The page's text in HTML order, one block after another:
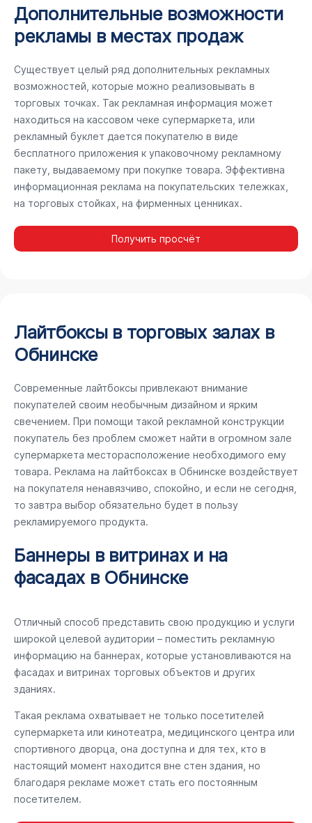
Дополнительные возможности
рекламы в местах продаж
Существует целый ряд дополнительных рекламных
возможностей, которые можно реализовывать в
торговых точках. Так рекламная информация может
находиться на кассовом чеке супермаркета, или
рекламный буклет дается покупателю в виде
бесплатного приложения к упаковочному рекламному
пакету, выдаваемому при покупке товара. Эффективна
информационная реклама на покупательских тележках,
на торговых стойках, на фирменных ценниках.
Получить просчёт
Лайтбоксы в торговых залах в
Обнинске
Современные лайтбоксы привлекают внимание
покупателей своим необычным дизайном и ярким
свечением. При помощи такой рекламной конструкции
покупатель без проблем сможет найти в огромном зале
супермаркета месторасположение необходимого ему
товара. Реклама на лайтбоксах в Обнинске воздействует
на покупателя ненавязчиво, спокойно, и если не сегодня,
то завтра выбор обязательно будет в пользу
рекламируемого продукта.
Баннеры в витринах и на
фасадах в Обнинске
Отличный способ представить свою продукцию и услуги
широкой целевой аудитории – поместить рекламную
информацию на баннерах, которые установливаются на
фасадах и витринах торговых объектов и других
зданиях.
Такая реклама охватывает не только посетителей
супермаркета или кинотеатра, медицинского центра или
спортивного дворца, она доступна и для тех, кто в
настоящий момент находится вне стен здания, но
благодаря рекламе может стать его постоянным
посетителем.